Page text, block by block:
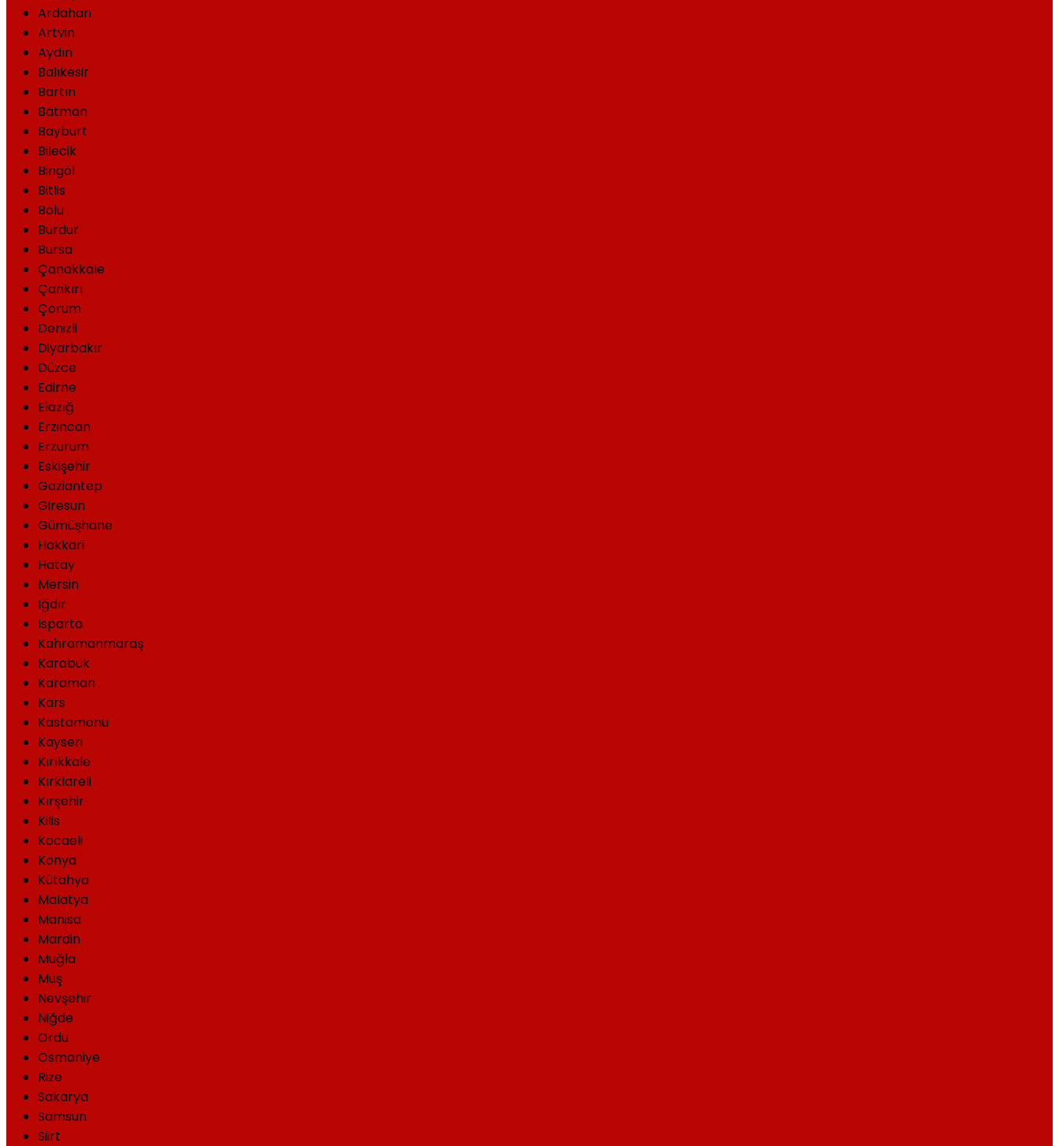
Ardahan
Artvin
Aydın
Balıkesir
Bartın
Batman
Bayburt
Bilecik
Bingöl
Bitlis
Bolu
Burdur
Bursa
Çanakkale
Çankırı
Çorum
Denizli
Diyarbakır
Düzce
Edirne
Elazığ
Erzincan
Erzurum
Eskişehir
Gaziantep
Giresun
Gümüşhane
Hakkari
Hatay
Mersin
Iğdır
Isparta
Kahramanmaraş
Karabük
Karaman
Kars
Kastamonu
Kayseri
Kırıkkale
Kırklareli
Kırşehir
Kilis
Kocaeli
Konya
Kütahya
Malatya
Manisa
Mardin
Muğla
Muş
Nevşehir
Niğde
Ordu
Osmaniye
Rize
Sakarya
Samsun
Siirt